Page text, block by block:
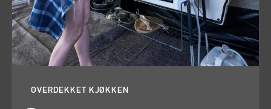
OVERDEKKET KJØKKEN